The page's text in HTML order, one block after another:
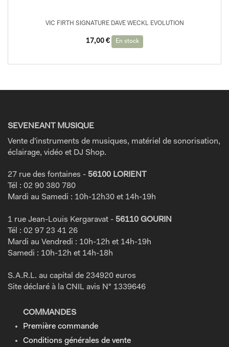
VIC FIRTH SIGNATURE DAVE WECKL EVOLUTION
17,00 € En stock
SEVENEANT MUSIQUE
Vente d'instruments de musiques, matériel de sonorisation,
éclairage, vidéo et DJ Shop.
27 rue des fontaines - 56100 LORIENT
Tél : 02 90 380 780
Mardi au Samedi : 10h-12h30 et 14h-19h
1 rue Jean-Louis Kergaravat - 56110 GOURIN
Tél : 02 97 23 41 26
Mardi au Vendredi : 10h-12h et 14h-19h
Samedi : 10h-12h et 14h-18h
S.A.R.L. au capital de 234920 euros
Site déclaré à la CNIL avis N° 1339646
COMMANDES
Première commande
Conditions générales de vente